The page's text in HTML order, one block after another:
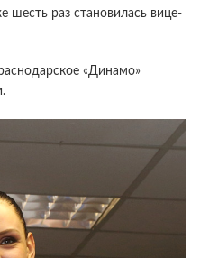
шесть раз становилась вице-
«Динамо»